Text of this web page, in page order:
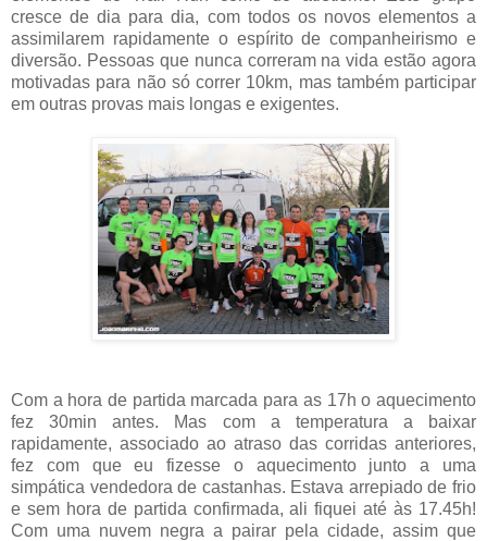
cresce de dia para dia, com todos os novos elementos a
assimilarem rapidamente o espírito de companheirismo e
diversão. Pessoas que nunca correram na vida estão agora
motivadas para não só correr 10km, mas também participar
em outras provas mais longas e exigentes.
Com a hora de partida marcada para as 17h o aquecimento
fez 30min antes. Mas com a temperatura a baixar
rapidamente, associado ao atraso das corridas anteriores,
fez com que eu fizesse o aquecimento junto a uma
simpática vendedora de castanhas. Estava arrepiado de frio
e sem hora de partida confirmada, ali fiquei até às 17.45h!
Com uma nuvem negra a pairar pela cidade, assim que